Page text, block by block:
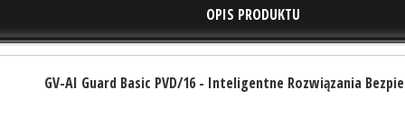
OPIS PRODUKTU
GV-AI Guard Basic PVD/16 - Inteligentne Rozwiązania